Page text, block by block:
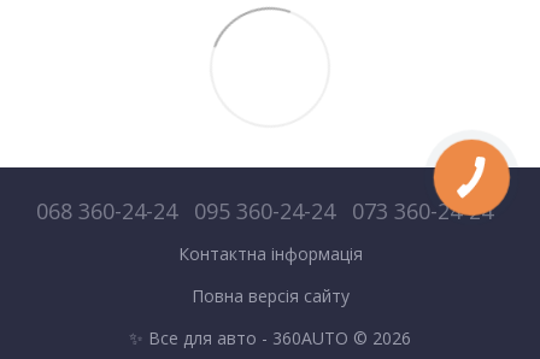
068 360-24-24 095 360-24-24 073 360-24-24
Контактна інформація
Повна версія сайту
✨ Все для авто - 360AUTO © 2026